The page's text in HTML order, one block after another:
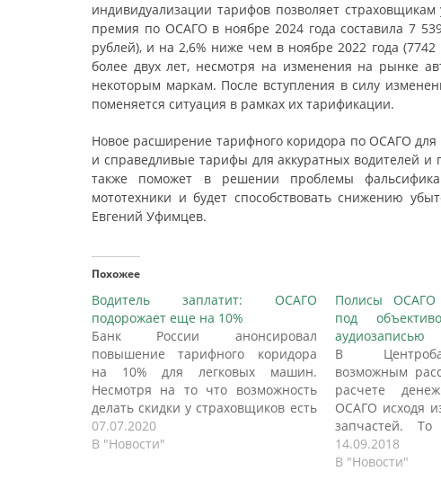
индивидуализации тарифов позволяет
премия по ОСАГО в ноябре 2024 года составила 7
рублей), и на 2,6% ниже чем в ноябре 2022 года
более двух лет, несмотря на изменения на рынке
некоторым маркам. После вступления в силу
поменяется ситуация в рамках их тарификации.
Новое расширение тарифного коридора по ОСАГО
и справедливые тарифы для аккуратных водителей
также поможет в решении проблемы
мототехники и будет способствовать снижению
Евгений Уфимцев.
Похожее
Водитель заплатит: ОСАГО
подорожает еще на 10%
Банк России анонсировал
повышение тарифного коридора
на 10% для легковых машин.
Несмотря на то что возможность
делать скидки у страховщиков есть
и сейчас, регулятор уверяет, что
повышение тарифа необходимо
07.07.2020
В "Новости"
Полисы ОСАГО
под
аудиозаписью
В
возможным
расчете
ОСАГО исходя
запчастей.
износа. Об
заместитель
14.09.2018
В "Новости"